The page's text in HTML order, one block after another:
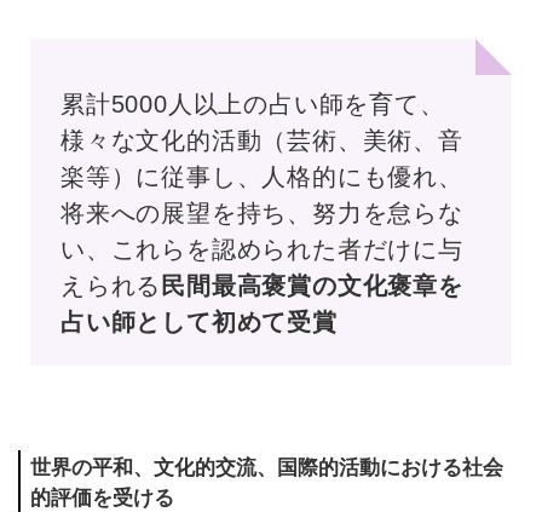
累計5000人以上の占い師を育て、
様々な文化的活動（芸術、美術、音
楽等）に従事し、人格的にも優れ、
将来への展望を持ち、努⼒を怠らな
い、これらを認められた者だけに与
えられる ⺠間最高褒賞の文化褒章を
占い師として初めて受賞
世界の平和、文化的交流、国際的活動における社会
的評価を受ける